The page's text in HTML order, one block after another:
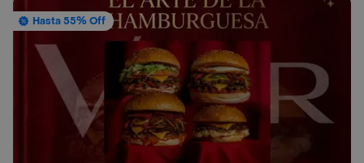
Hasta 55% Off